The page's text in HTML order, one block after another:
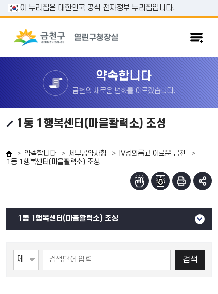
본문 바로가기
이 누리집은 대한민국 공식 전자정부 누리집입니다.
약속합니다
금천의 새로운 변화를 이루겠습니다.
1동 1행복센터(마을활력소) 조성
약속합니다 세부공약사항
IV정의롭고 이로운 금천
1동 1행복센터(마을활력소) 조성
1동 1행복센터(마을활력소) 조성
검색